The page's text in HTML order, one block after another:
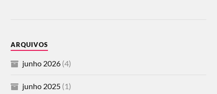
ARQUIVOS
junho 2026 (4)
junho 2025 (1)